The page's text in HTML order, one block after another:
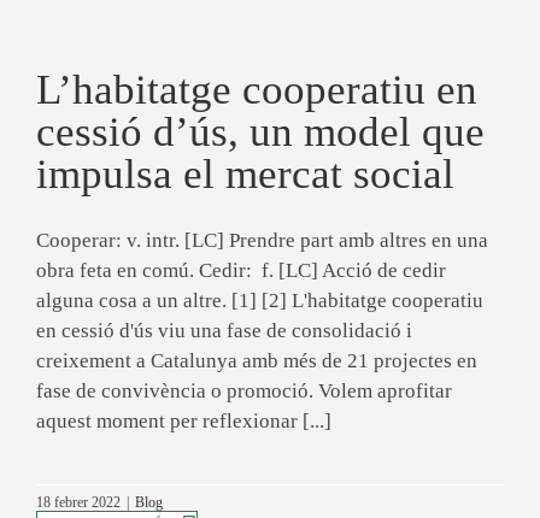
L’habitatge cooperatiu en
cessió d’ús, un model que
impulsa el mercat social
Cooperar: v. intr. [LC] Prendre part amb altres en una
obra feta en comú. Cedir: f. [LC] Acció de cedir
alguna cosa a un altre. [1] [2] L'habitatge cooperatiu
en cessió d'ús viu una fase de consolidació i
creixement a Catalunya amb més de 21 projectes en
fase de convivència o promoció. Volem aprofitar
aquest moment per reflexionar [...]
18 febrer 2022 Blog